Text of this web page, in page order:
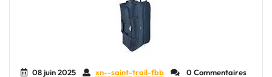
08 juin 2025 xn--saint-trail-fbb
0 Commentaires